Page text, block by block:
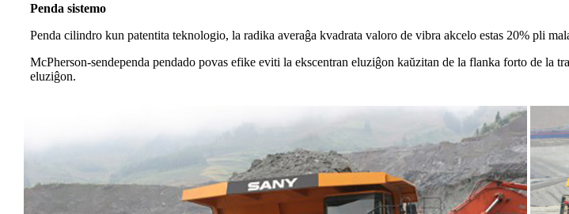
Penda sistemo
Penda cilindro kun patentita teknologio, la radika averaĝa kvadrata valoro de vibra akcelo estas 20% pli
McPherson-sendependa pendado povas efike eviti la ekscentran eluziĝon kaŭzitan de la flanka forto de
eluziĝon.